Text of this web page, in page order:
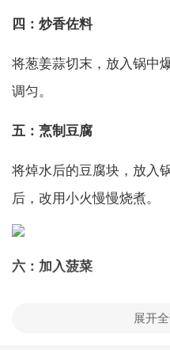
四：炒香佐料
将葱姜蒜切末，放入锅中
调匀。
五：烹制豆腐
将焯水后的豆腐块，放入
后，改用小火慢慢烧煮。
六：加入菠菜
展开